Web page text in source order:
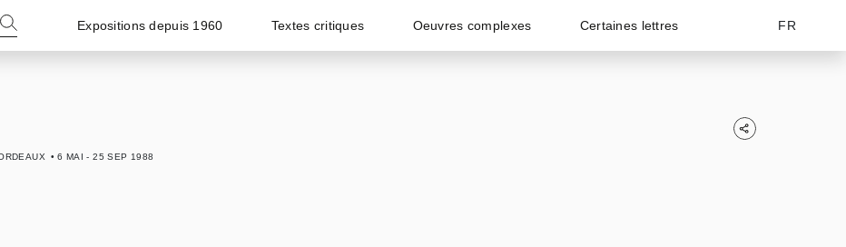
Expositions depuis 1960 Textes critiques Oeuvres complexes Certaines lettres FR
6 MAI - 25 SEP 1988